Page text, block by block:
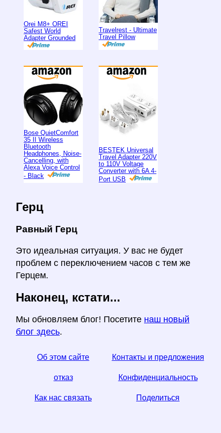
Orei M8+ OREI
Safest World
Adapter Grounded
Travelrest - Ultimate
Travel Pillow
Bose QuietComfort
35 II Wireless
Bluetooth
Headphones, Noise-
Cancelling, with
Alexa Voice Control
- Black
BESTEK Universal
Travel Adapter 220V
to 110V Voltage
Converter with 6A 4-
Port USB
Герц
Равный Герц
Это идеальная ситуация. У вас не будет
проблем с переключением часов с тем же
Герцем.
Наконец, кстати...
Мы обновляем блог! Посетите наш новый
блог здесь.
Об этом сайте Контакты и предложения
отказ Конфиденциальность
Как нас связать Поделиться